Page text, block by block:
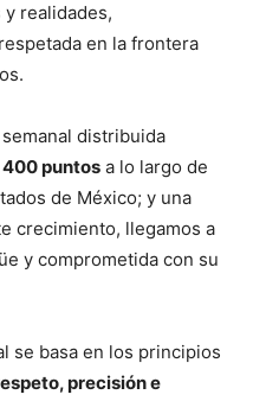
realidades,
en la frontera
distribuida
400 puntos a lo largo de
de México; y una
crecimiento, llegamos a
y comprometida con su
se basa en los principios
precisión e